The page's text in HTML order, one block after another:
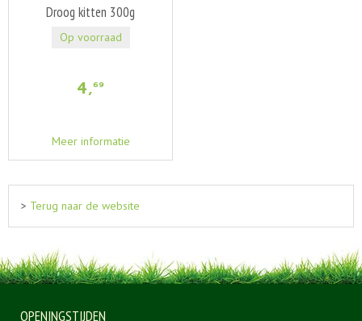
Droog kitten 300g
4,69
Meer informatie
Op voorraad
> Terug naar de website
OPENINGSTIJDEN